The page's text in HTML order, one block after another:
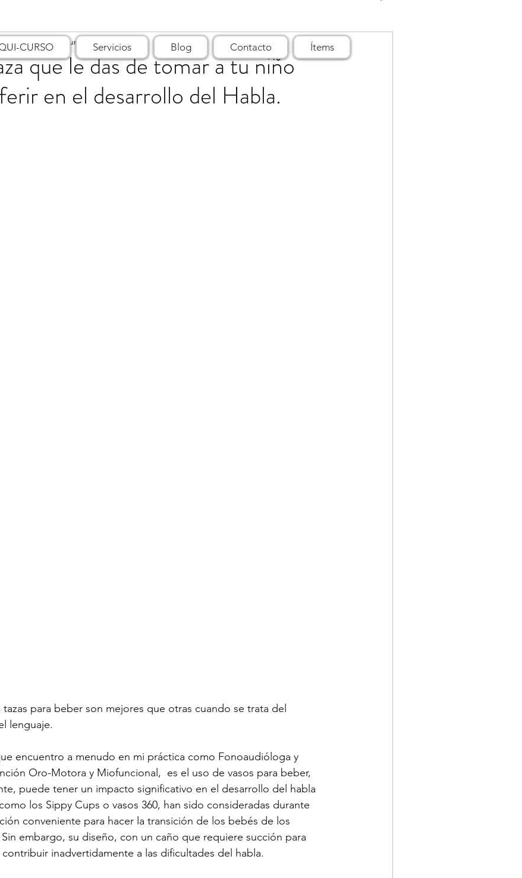
CURSO Servicios Blog Contacto Ítems
que le das de tomar a tu niño
en el desarrollo del Habla.
2 min de lectura
para beber son mejores que otras cuando se trata del
lenguaje.
encuentro a menudo en mi práctica como Fonoaudióloga y
Oro-Motora y Miofuncional,  es el uso de vasos para beber,
puede tener un impacto significativo en el desarrollo del habla
los Sippy Cups o vasos 360, han sido consideradas durante
conveniente para hacer la transición de los bebés de los
embargo, su diseño, con un caño que requiere succión para
inadvertidamente a las dificultades del habla.